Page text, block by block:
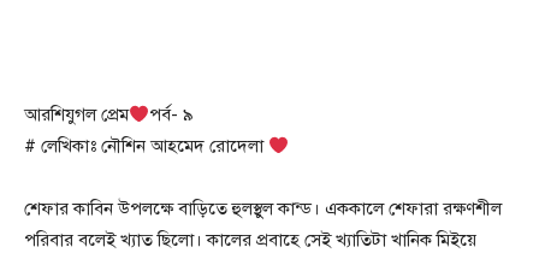
আরশিযুগল প্রেম
পর্ব- ৯
# লেখিকাঃ নৌশিন আহমেদ রোদেলা
শেফার কাবিন উপলক্ষে বাড়িতে হুলস্থুল কান্ড। এককালে শেফারা রক্ষণশীল
পরিবার বলেই খ্যাত ছিলো। কালের প্রবাহে সেই খ্যাতিটা খানিক মিইয়ে